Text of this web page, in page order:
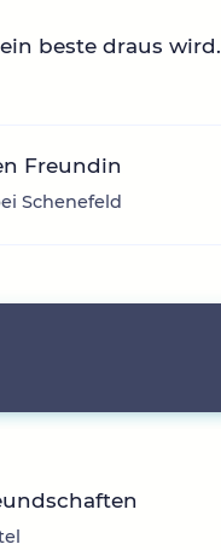
beste draus wird.
Freundin
Schenefeld